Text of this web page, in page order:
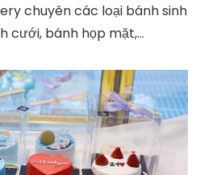
chuyên các loại bánh sinh
cưới, bánh họp mặt,…